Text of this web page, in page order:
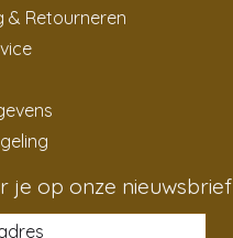
& Retourneren
je op onze nieuwsbrief